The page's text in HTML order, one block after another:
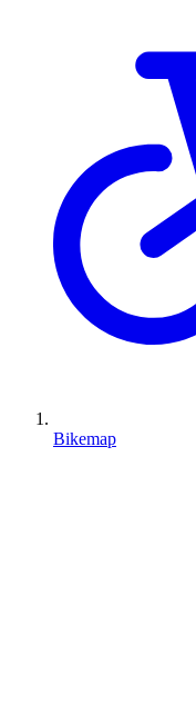
Bikemap